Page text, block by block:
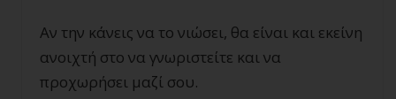
Αν την κάνεις να το νιώσει, θα είναι και εκείνη
ανοιχτή στο να γνωριστείτε και να
προχωρήσει μαζί σου.